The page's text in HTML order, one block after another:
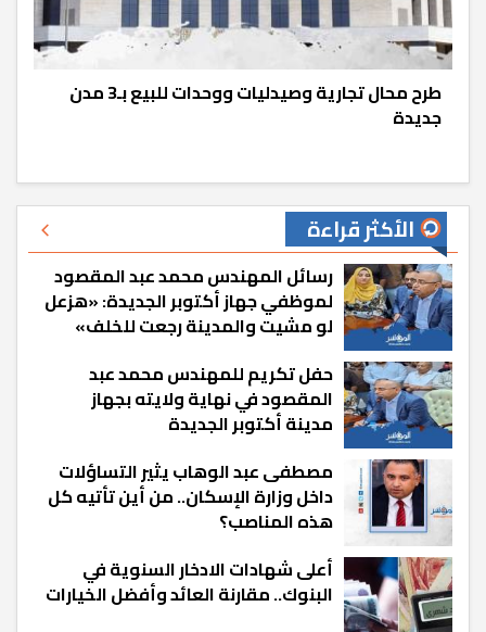
طرح محال تجارية وصيدليات ووحدات للبيع بـ3 مدن
جديدة
الأكثر قراءة
رسائل المهندس محمد عبد المقصود
لموظفي جهاز أكتوبر الجديدة: «هزعل
لو مشيت والمدينة رجعت للخلف»
حفل تكريم للمهندس محمد عبد
المقصود في نهاية ولايته بجهاز
مدينة أكتوبر الجديدة
مصطفى عبد الوهاب يثير التساؤلات
داخل وزارة الإسكان.. من أين تأتيه كل
هذه المناصب؟
أعلى شهادات الادخار السنوية في
البنوك.. مقارنة العائد وأفضل الخيارات